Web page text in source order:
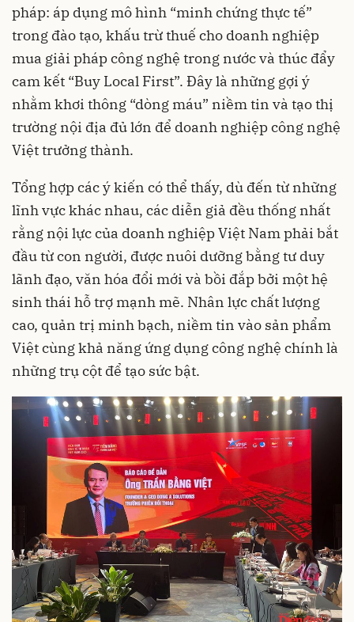
pháp: áp dụng mô hình “minh chứng thực tế”
trong đào tạo, khấu trừ thuế cho doanh nghiệp
mua giải pháp công nghệ trong nước và thúc đẩy
cam kết “Buy Local First”. Đây là những gợi ý
nhằm khơi thông “dòng máu” niềm tin và tạo thị
trường nội địa đủ lớn để doanh nghiệp công nghệ
Việt trưởng thành.
Tổng hợp các ý kiến có thể thấy, dù đến từ những
lĩnh vực khác nhau, các diễn giả đều thống nhất
rằng nội lực của doanh nghiệp Việt Nam phải bắt
đầu từ con người, được nuôi dưỡng bằng tư duy
lãnh đạo, văn hóa đổi mới và bồi đắp bởi một hệ
sinh thái hỗ trợ mạnh mẽ. Nhân lực chất lượng
cao, quản trị minh bạch, niềm tin vào sản phẩm
Việt cùng khả năng ứng dụng công nghệ chính là
những trụ cột để tạo sức bật.